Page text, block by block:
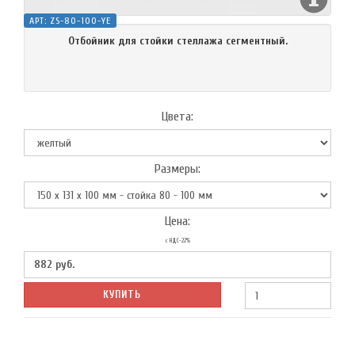
АРТ: ZS-80-100-YE
Отбойник для стойки стеллажа сегментный.
Цвета:
Размеры:
Цена:
с НДС-22%
882 руб.
КУПИТЬ